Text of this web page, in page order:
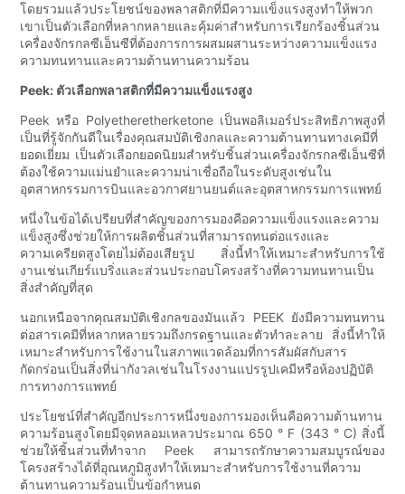
โดยรวมแล้วประโยชน์ของพลาสติกที่มีความแข็งแรงสูงทำให้พวก
เขาเป็นตัวเลือกที่หลากหลายและคุ้มค่าสำหรับการเรียกร้องชิ้นส่วน
เครื่องจักรกลซีเอ็นซีที่ต้องการการผสมผสานระหว่างความแข็งแรง
ความทนทานและความต้านทานความร้อน
Peek: ตัวเลือกพลาสติกที่มีความแข็งแรงสูง
Peek หรือ Polyetheretherketone เป็นพอลิเมอร์ประสิทธิภาพสูงที่
เป็นที่รู้จักกันดีในเรื่องคุณสมบัติเชิงกลและความต้านทานทางเคมีที่
ยอดเยี่ยม เป็นตัวเลือกยอดนิยมสำหรับชิ้นส่วนเครื่องจักรกลซีเอ็นซีที่
ต้องใช้ความแม่นยำและความน่าเชื่อถือในระดับสูงเช่นใน
อุตสาหกรรมการบินและอวกาศยานยนต์และอุตสาหกรรมการแพทย์
หนึ่งในข้อได้เปรียบที่สำคัญของการมองคือความแข็งแรงและความ
แข็งสูงซึ่งช่วยให้การผลิตชิ้นส่วนที่สามารถทนต่อแรงและ
ความเครียดสูงโดยไม่ต้องเสียรูป สิ่งนี้ทำให้เหมาะสำหรับการใช้
งานเช่นเกียร์แบริ่งและส่วนประกอบโครงสร้างที่ความทนทานเป็น
สิ่งสำคัญที่สุด
นอกเหนือจากคุณสมบัติเชิงกลของมันแล้ว PEEK ยังมีความทนทาน
ต่อสารเคมีที่หลากหลายรวมถึงกรดฐานและตัวทำละลาย สิ่งนี้ทำให้
เหมาะสำหรับการใช้งานในสภาพแวดล้อมที่การสัมผัสกับสาร
กัดกร่อนเป็นสิ่งที่น่ากังวลเช่นในโรงงานแปรรูปเคมีหรือห้องปฏิบัติ
การทางการแพทย์
ประโยชน์ที่สำคัญอีกประการหนึ่งของการมองเห็นคือความต้านทาน
ความร้อนสูงโดยมีจุดหลอมเหลวประมาณ 650 ° F (343 ° C) สิ่งนี้
ช่วยให้ชิ้นส่วนที่ทำจาก Peek สามารถรักษาความสมบูรณ์ของ
โครงสร้างได้ที่อุณหภูมิสูงทำให้เหมาะสำหรับการใช้งานที่ความ
ต้านทานความร้อนเป็นข้อกำหนด